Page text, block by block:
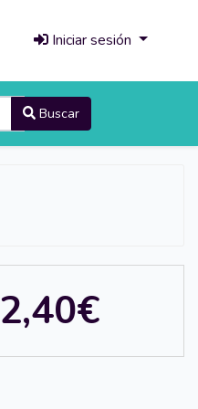
Iniciar sesión
Buscar
2,40€